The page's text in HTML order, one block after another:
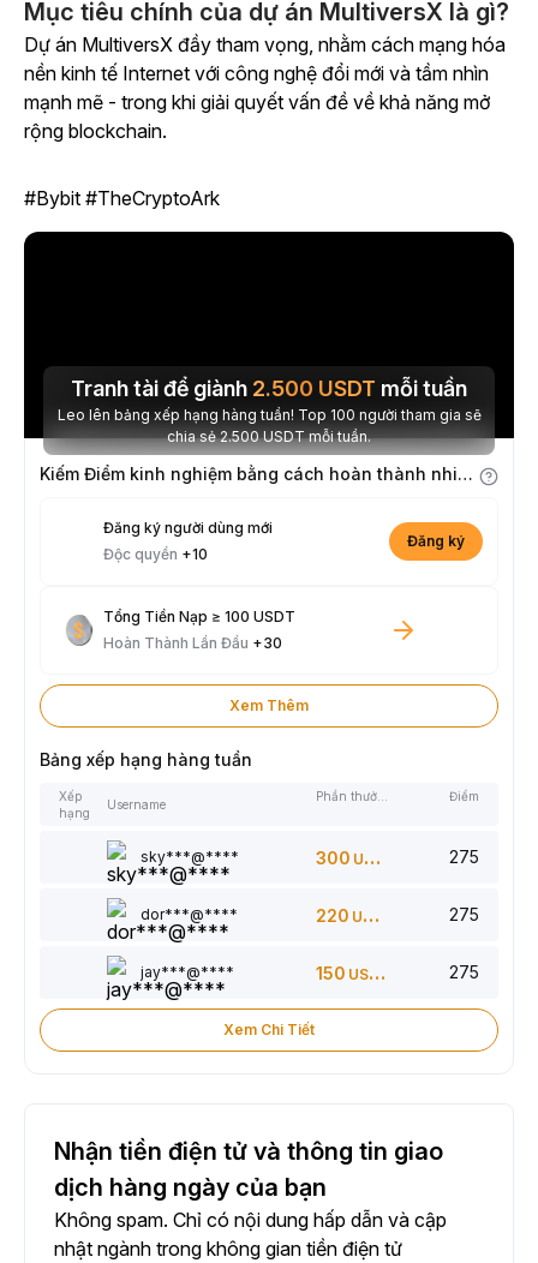
Mục tiêu chính của dự án MultiversX là gì?
Dự án MultiversX đầy tham vọng, nhằm cách mạng hóa
nền kinh tế Internet với công nghệ đổi mới và tầm nhìn
mạnh mẽ - trong khi giải quyết vấn đề về khả năng mở
rộng blockchain.
#Bybit #TheCryptoArk
Tranh tài để giành 2.500 USDT mỗi tuần
Leo lên bảng xếp hạng hàng tuần! Top 100 người tham gia sẽ
chia sẻ 2.500 USDT mỗi tuần.
Kiếm Điểm kinh nghiệm bằng cách hoàn thành nhiệm vụ
Đăng ký người dùng mới
Độc quyền +10
Đăng ký
Tổng Tiền Nạp ≥ 100 USDT
Hoàn Thành Lần Đầu +30
Xem Thêm
Bảng xếp hạng hàng tuần
Xếp
hạng
Username
Điểm
sky***@**** 300 USDT 275
dor***@**** 220 USDT 275
jay***@**** 150 USDT 275
Xem Chi Tiết
Nhận tiền điện tử và thông tin giao
dịch hàng ngày của bạn
Không spam. Chỉ có nội dung hấp dẫn và cập
nhật ngành trong không gian tiền điện tử